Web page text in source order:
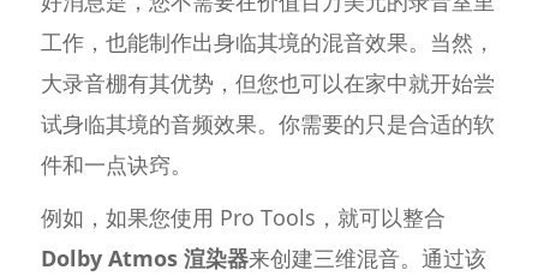
工作，也能制作出身临其境的混音效果。当然，
大录音棚有其优势，但您也可以在家中就开始尝
试身临其境的音频效果。你需要的只是合适的软
件和一点诀窍。
例如，如果您使用 Pro Tools，就可以整合
Dolby Atmos 渲染器来创建三维混音。通过该